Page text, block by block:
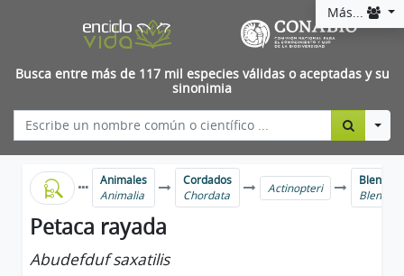
Más...
Busca entre más de 117 mil especies válidas o aceptadas y su
sinonimia
Animales
Animalia
Cordados
Chordata
Actinopteri
Petaca rayada
Abudefduf saxatilis